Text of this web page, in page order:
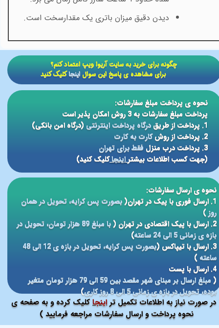
دیدن دقیق میزان باتری یک مقدارسخت است.
صورت نیاز به اطلاعات تکمیل تراینجا کلیک کرده و به صفحه ی
نحوه پرداخت و ارسال سفارشات مراجعه فرمایید )
نحوه ی پرداخت مبلغ سفارشات:
پرداخت مبلغ سفارشات به 3 روش امکان پذیر است
1. پرداخت از طریق
درگاه پرداخت اینترنتی(درگاه امن بانکی)
2. پرداخت از روش
کارت به کارت
3. پرداخت درب منزل
فقط برای تهران
(جهت کسب اطلاعات بیشتر اینجاکلیک کنید)
نحوه ی ارسال سفارشات:
1. ارسال فوری با پیک در تهران(
بصورت پس کرایه، تحویل در همان
روز)
2. ارسال با پیک اقتصادی در تهران (
با مبلغ 89 هزار تومان، تحویل در
بازه ی زمانی 5 الی 24 ساعته
)
3. ارسال با تیپاکس (
بصورت پس کرایه، تحویل در بازه ی 12 الی 48
ساعته )
4. ارسال با پست
(
مبلغ ارسال بر مبنای شهر مقصد بین 59 الی 79 هزار تومان متغیر
بوده، تحویل در بازه ی زمانی 5 الی 8 روز کاری
)
​​چگونه برای خرید به سایت آریوا ویپ اعتماد کنم؟
برای مشاهده ی پاسخ این سوالاینجاکلیک کنید